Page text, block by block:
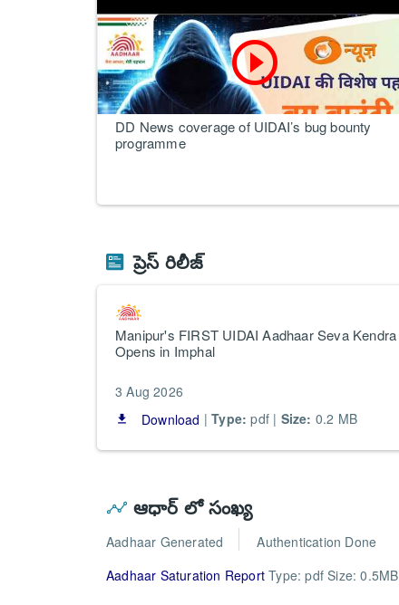
play_circle_outline
DD News coverage of UIDAI’s bug bounty
programme
ప్రెస్ రిలీజ్
Manipur's FIRST UIDAI Aadhaar Seva Kendra
Opens in Imphal
3 Aug 2026
file_download Download |Type: pdf | Size: 0.2 MB
ఆధార్ లో సంఖ్య
Aadhaar Generated
Authentication Done
Aadhaar Saturation Report Type: pdf Size: 0.5MB